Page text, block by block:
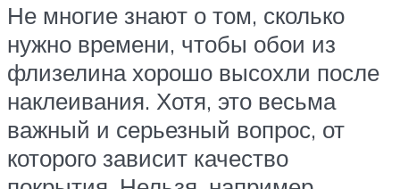
Не многие знают о том, сколько
нужно времени, чтобы обои из
флизелина хорошо высохли после
наклеивания. Хотя, это весьма
важный и серьезный вопрос, от
которого зависит качество